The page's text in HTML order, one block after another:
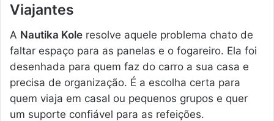
Viajantes
A Nautika Kole resolve aquele problema chato de
faltar espaço para as panelas e o fogareiro. Ela foi
desenhada para quem faz do carro a sua casa e
precisa de organização. É a escolha certa para
quem viaja em casal ou pequenos grupos e quer
um suporte confiável para as refeições.